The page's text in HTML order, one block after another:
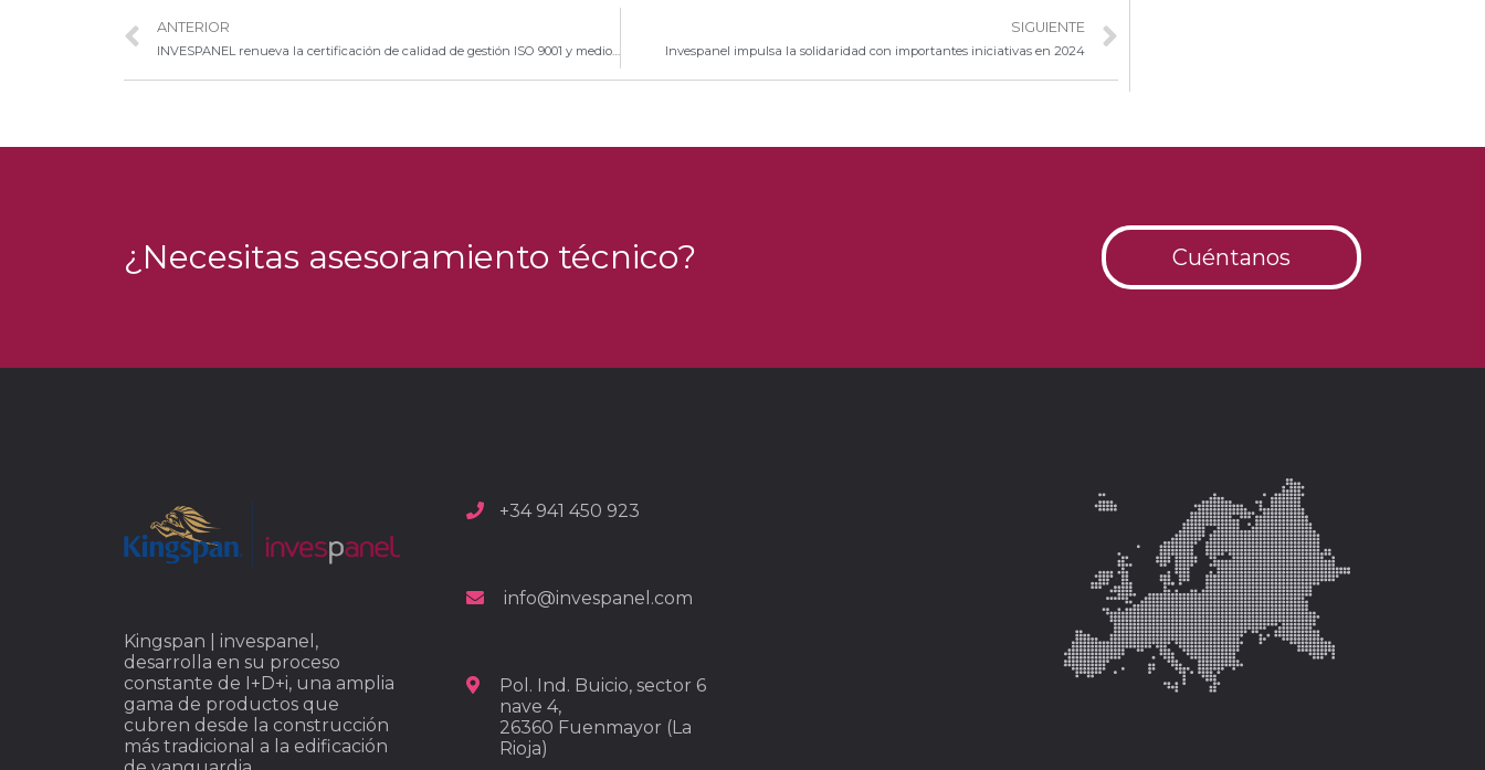
ANTERIOR
INVESPANEL renueva la certificación de calidad de gestión ISO 9001 y mediombiental ISO 14001
SIGUIENTE
Invespanel impulsa la solidaridad con importantes iniciativas en 2024
¿Necesitas asesoramiento técnico? Cuéntanos
Kingspan | invespanel,
desarrolla en su proceso
constante de I+D+i, una amplia
gama de productos que
cubren desde la construcción
más tradicional a la edificación
+34 941 450 923
info@invespanel.com
Pol. Ind. Buicio, sector 6
nave 4,
26360 Fuenmayor (La
Rioja)